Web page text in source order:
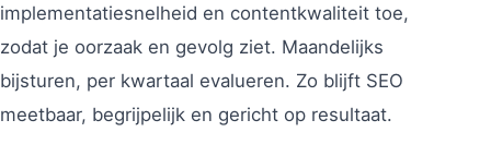
implementatiesnelheid en contentkwaliteit toe,
zodat je oorzaak en gevolg ziet. Maandelijks
bijsturen, per kwartaal evalueren. Zo blijft SEO
meetbaar, begrijpelijk en gericht op resultaat.